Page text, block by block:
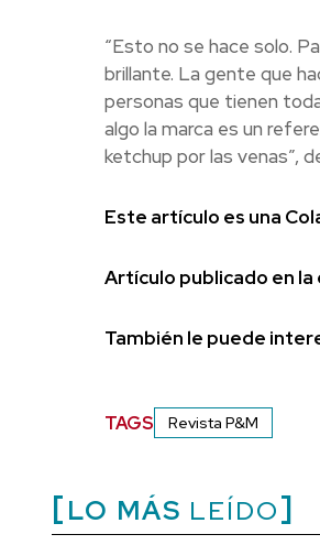
“Esto no se hace solo.
brillante. La gente que
personas que tienen
algo la marca es un
ketchup por las venas”,
Este artículo es una
Artículo publicado en la
También le puede
TAGS Revista P&M
LO MÁS LEÍDO